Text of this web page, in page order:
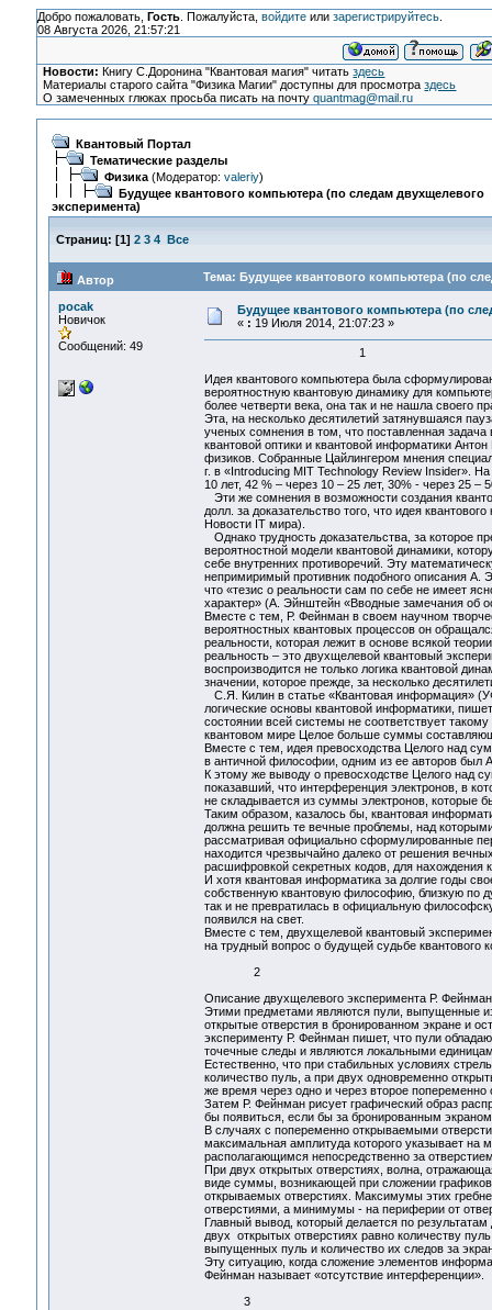
Добро пожаловать, Гость. Пожалуйста, войдитеили зарегистрируйтесь.
08 Августа 2026, 21:57:21
Новости: Книгу С.Доронина "Квантовая магия" читатьздесь
Материалы старого сайта "Физика Магии" доступны для просмотраздесь
О замеченных глюках просьба писать на почтуquantmag@mail.ru
Квантовый Портал
Тематические разделы
Физика(Модератор: valeriy)
Будущее квантового компьютера (по следам двухщелевого
эксперимента)
Страниц: [1] 2 3 4 Все
Автор Тема: Будущее квантового компьютера (по
pocak
Новичок
Сообщений: 49
Будущее квантового компьютера (по
« : 19 Июля 2014, 21:07:23 »
1
Идея квантового компьютера была
вероятностную квантовую динамику для
более четверти века, она так и не нашла своего
Эта, на несколько десятилетий затянувшаяся
ученых сомнения в том, что поставленная
квантовой оптики и квантовой информатики
физиков. Собранные Цайлингером мнения
г. в «Introducing MIT Technology Review Insider».
10 лет, 42 % – через 10 – 25 лет, 30% - через 25 –
Эти же сомнения в возможности создания
долл. за доказательство того, что идея
Новости IT мира).
Однако трудность доказательства, за которое
вероятностной модели квантовой динамики,
себе внутренних противоречий. Эту
непримиримый противник подобного описания А.
что «тезис о реальности сам по себе не имеет
характер» (А. Эйнштейн «Вводные замечания об
Вместе с тем, Р. Фейнман в своем научном
вероятностных квантовых процессов он
реальности, которая лежит в основе всякой
реальность – это двухщелевой квантовый
воспроизводится не только логика квантовой
значении, которое прежде, за несколько
С.Я. Килин в статье «Квантовая информация»
логические основы квантовой информатики,
состоянии всей системы не соответствует
квантовом мире Целое больше суммы
Вместе с тем, идея превосходства Целого над
в античной философии, одним из ее авторов был
К этому же выводу о превосходстве Целого над
показавший, что интерференция электронов, в
не складывается из суммы электронов, которые
Таким образом, казалось бы, квантовая
должна решить те вечные проблемы, над
рассматривая официально сформулированные
находится чрезвычайно далеко от решения
расшифровкой секретных кодов, для нахождения
И хотя квантовая информатика за долгие годы
собственную квантовую философию, близкую по
так и не превратилась в официальную
появился на свет.
Вместе с тем, двухщелевой квантовый
на трудный вопрос о будущей судьбе квантового
2
Описание двухщелевого эксперимента Р.
Этими предметами являются пули, выпущенные
открытые отверстия в бронированном экране и
эксперименту Р. Фейнман пишет, что пули
точечные следы и являются локальными
Естественно, что при стабильных условиях
количество пуль, а при двух одновременно
же время через одно и через второе
Затем Р. Фейнман рисует графический образ
бы появиться, если бы за бронированным
В случаях с попеременно открываемыми
максимальная амплитуда которого указывает на
располагающимся непосредственно за
При двух открытых отверстиях, волна,
виде суммы, возникающей при сложении
открываемых отверстиях. Максимумы этих
отверстиями, а минимумы - на периферии от
Главный вывод, который делается по
двух открытых отверстиях равно количеству
выпущенных пуль и количество их следов за
Эту ситуацию, когда сложение элементов
Фейнман называет «отсутствие
3